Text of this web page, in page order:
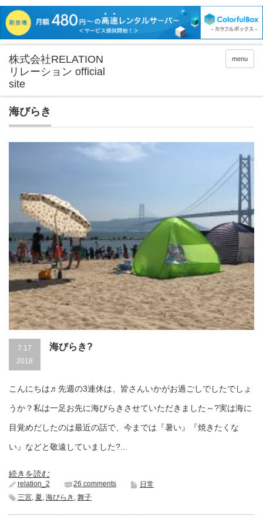
menu
海びらき
7.17
2018
海びらき?
こんにちは♬先週の3連休は、皆さんいかがお過ごしでしたでしょ
うか？私は一足お先に海びらきさせていただきました～?実は海に
目覚めだしたのは最近の話で、今までは『暑い』『焼きたくな
い』などと敬遠していました?...
続きを読む
relation_2 26 comments
日常
三宮, 夏, 海びらき , 舞子